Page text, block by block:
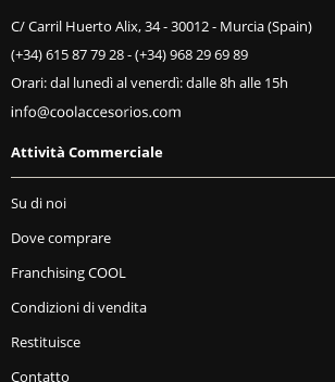
C/ Carril Huerto Alix, 34 - 30012 - Murcia (Spain)
(+34) 615 87 79 28-(+34) 968 29 69 89
Orari: dal lunedì al venerdì: dalle 8h alle 15h
Attività Commerciale
Su di noi
Dove comprare
Franchising COOL
Condizioni di vendita
Restituisce
Contatto